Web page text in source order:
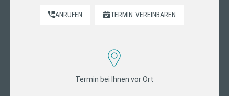
ANRUFEN TERMIN VEREINBAREN
Termin bei Ihnen vor Ort